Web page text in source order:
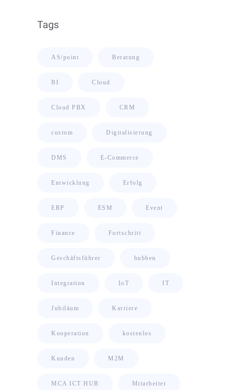
Tags
AS/point Beratung
BI Cloud
Cloud PBX CRM
custom Digitalisierung
DMS E-Commerce
Entwicklung Erfolg
ERP ESM Event
Finance Fortschritt
Geschäftsführer hubben
Integration IoT IT
Jubiläum Karriere
Kooperation kostenlos
Kunden M2M
MCA ICT HUB Mitarbeiter